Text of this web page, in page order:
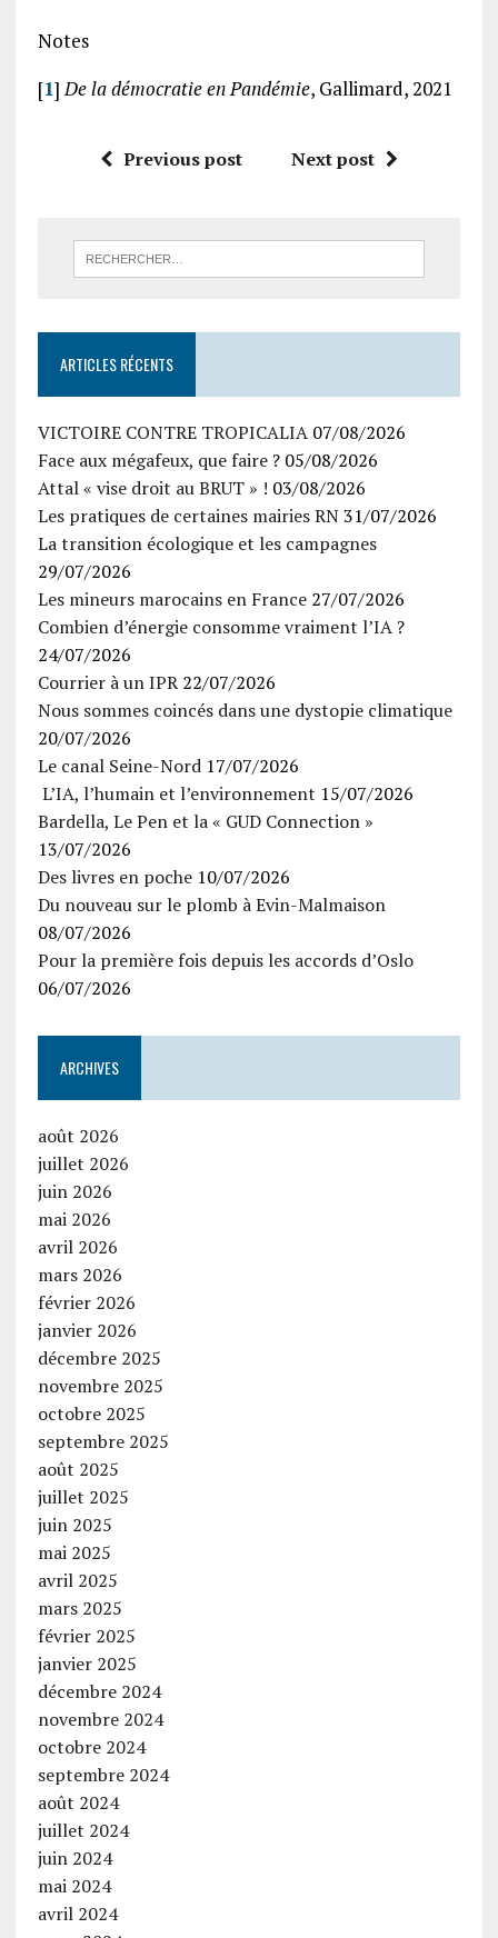
Notes
[1]De la démocratie en Pandémie, Gallimard, 2021
Previous post Next post
ARTICLES RÉCENTS
VICTOIRE CONTRE TROPICALIA 07/08/2026
Face aux mégafeux, que faire ? 05/08/2026
Attal « vise droit au BRUT » ! 03/08/2026
Les pratiques de certaines mairies RN 31/07/2026
La transition écologique et les campagnes
29/07/2026
Les mineurs marocains en France 27/07/2026
Combien d’énergie consomme vraiment l’IA ?
24/07/2026
Courrier à un IPR 22/07/2026
Nous sommes coincés dans une dystopie climatique
20/07/2026
Le canal Seine-Nord 17/07/2026
L’IA, l’humain et l’environnement 15/07/2026
Bardella, Le Pen et la « GUD Connection »
13/07/2026
Des livres en poche 10/07/2026
Du nouveau sur le plomb à Evin-Malmaison
08/07/2026
Pour la première fois depuis les accords d’Oslo
06/07/2026
ARCHIVES
août 2026
juillet 2026
juin 2026
mai 2026
avril 2026
mars 2026
février 2026
janvier 2026
décembre 2025
novembre 2025
octobre 2025
septembre 2025
août 2025
juillet 2025
juin 2025
mai 2025
avril 2025
mars 2025
février 2025
janvier 2025
décembre 2024
novembre 2024
octobre 2024
septembre 2024
août 2024
juillet 2024
juin 2024
mai 2024
avril 2024